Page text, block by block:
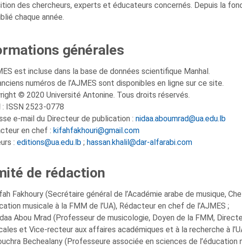
des chercheurs, experts et éducateurs concernés. Depuis la
chaque année.
générales
est incluse dans la base de données scientifique Manhal.
numéros de l’AJMES sont disponibles en ligne sur ce site.
© 2020 Université Antonine. Tous droits réservés.
: ISSN 2523-0778
e-mail du Directeur de publication : nidaa.aboumrad@ua.edu.lb
en chef : kifahfakhouri@gmail.com
: editions@ua.edu.lb; hassan.khalil@dar-alfarabi.com
de rédaction
Fakhoury (Secrétaire général de l’Académie arabe de musique,
musicale à la FMM de l’UA), Rédacteur en chef de l’AJMES ;
Abou Mrad (Professeur de musicologie, Doyen de la FMM,
et Vice-recteur aux affaires académiques et à la recherche à
Bechealany (Professeure associée en sciences de